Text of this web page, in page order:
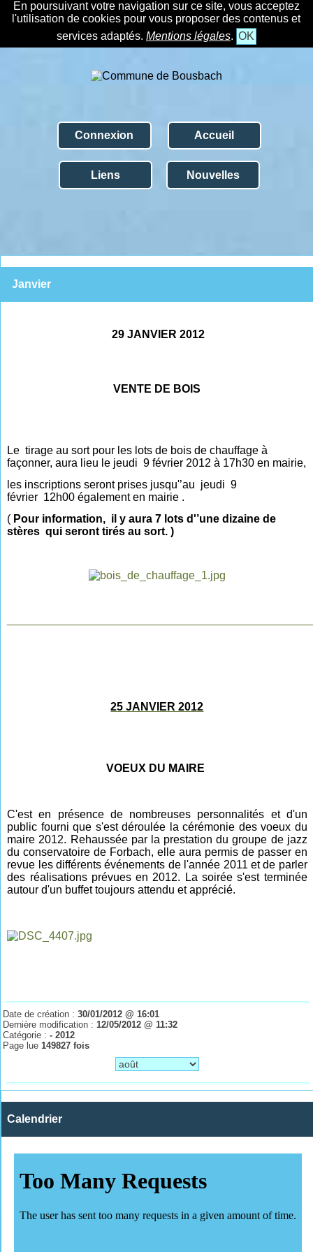
En poursuivant votre navigation sur ce site, vous acceptez
l'utilisation de cookies pour vous proposer des contenus et
services adaptés. Mentions légales. OK
Connexion Accueil
Liens Nouvelles
Janvier
29 JANVIER 2012
VENTE DE BOIS
Le tirage au sort pour les lots de bois de chauffage à
façonner, aura lieu le jeudi 9 février 2012 à 17h30 en mairie,
les inscriptions seront prises jusqu'’au jeudi 9
février 12h00 également en mairie .
( Pour information, il y aura 7 lots d'’une dizaine de
stères qui seront tirés au sort. )
25 JANVIER 2012
VOEUX DU MAIRE
C'est en présence de nombreuses personnalités et d'un
public fourni que s'est déroulée la cérémonie des voeux du
maire 2012. Rehaussée par la prestation du groupe de jazz
du conservatoire de Forbach, elle aura permis de passer en
revue les différents événements de l'année 2011 et de parler
des réalisations prévues en 2012. La soirée s'est terminée
autour d'un buffet toujours attendu et apprécié.
Date de création :30/01/2012 @ 16:01
Dernière modification :12/05/2012 @ 11:32
Catégorie :- 2012
Page lue149827 fois
Calendrier